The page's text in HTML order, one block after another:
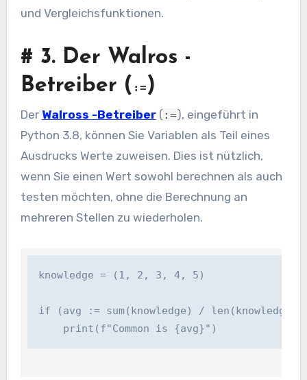
und Vergleichsfunktionen.
# 3. Der Walros -
Betreiber ( := )
Der Walross -Betreiber( :=), eingeführt in
Python 3.8, können Sie Variablen als Teil eines
Ausdrucks Werte zuweisen. Dies ist nützlich,
wenn Sie einen Wert sowohl berechnen als auch
testen möchten, ohne die Berechnung an
mehreren Stellen zu wiederholen.
knowledge = (1, 2, 3, 4, 5)
if (avg := sum(knowledge) /
    print(f"Common is {avg}")